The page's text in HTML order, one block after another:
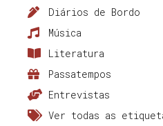
Diários de Bordo
Música
Literatura
Passatempos
Entrevistas
Ver todas as